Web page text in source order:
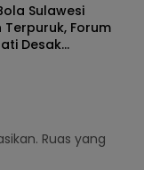
Sulawesi
Terpuruk, Forum
Desak
Ruas yang